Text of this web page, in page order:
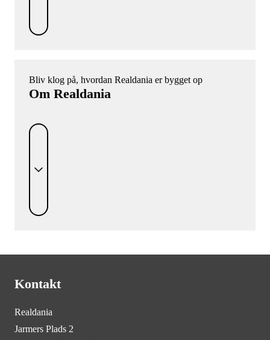
Bliv klog på, hvordan Realdania er bygget op
Om Realdania
Kontakt
Realdania
Jarmers Plads 2